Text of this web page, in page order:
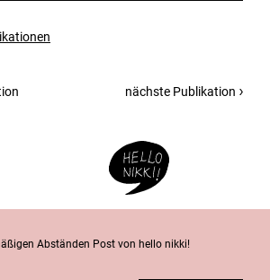
nächste Publikation
Abständen Post von hello nikki!